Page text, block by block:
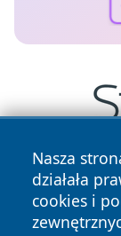
Nasza
działała
cookies i